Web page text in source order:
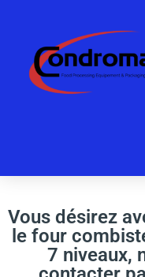
Vous désirez
le four
7 niveaux,